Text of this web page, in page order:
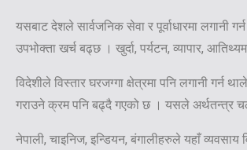
यसबाट देशले सार्वजनिक सेवा र पूर्वाधारमा
उपभोक्ता खर्च बढ्छ । खुर्दा, पर्यटन, व्यापार,
विदेशीले विस्तार घरजग्गा क्षेत्रमा पनि लगानी
गराउने क्रम पनि बढ्दै गएको छ । यसले अर्थतन्त्र
नेपाली, चाइनिज, इन्डियन, बंगालीहरुले यहाँ व्यवसाय